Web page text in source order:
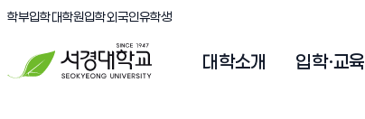
서경대학교
학부입학(새창 열림)
대학원입학(새창 열림)
외국인유학생(새창 열림)
대학소개 입학·교육